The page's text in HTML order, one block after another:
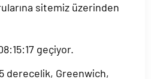
sitemiz üzerinden
geçiyor.
derecelik, Greenwich,